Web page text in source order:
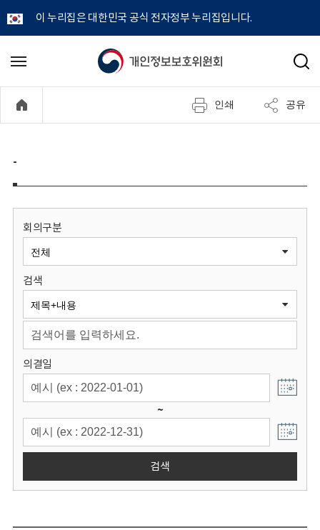
이 누리집은 대한민국 공식 전자정부 누리집입니다.
개
정
보
원
회
메
기
검
인쇄 공유
-
회의구분
검색
의결일
~
검색